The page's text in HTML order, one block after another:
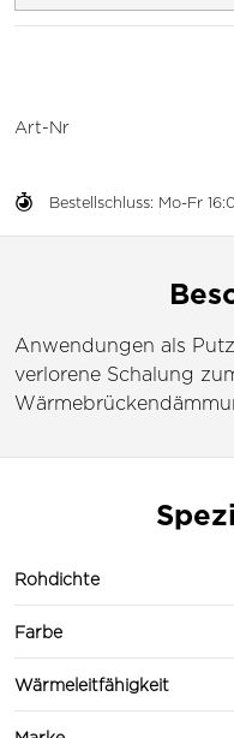
Bestellschluss: Mo-Fr
Art-Nr
Anwendungen als
verlorene Schalung
Rohdichte
Farbe
Wärmeleitfähigkeit